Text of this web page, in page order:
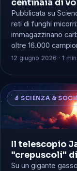
centinaia di
Pubblicata su
reti di funghi
immagazzinano
oltre 16.000
12 giugno 2026 · 1 min
🔬 SCIENZA &
Il telescopio
"crepuscoli"
Su un gigante